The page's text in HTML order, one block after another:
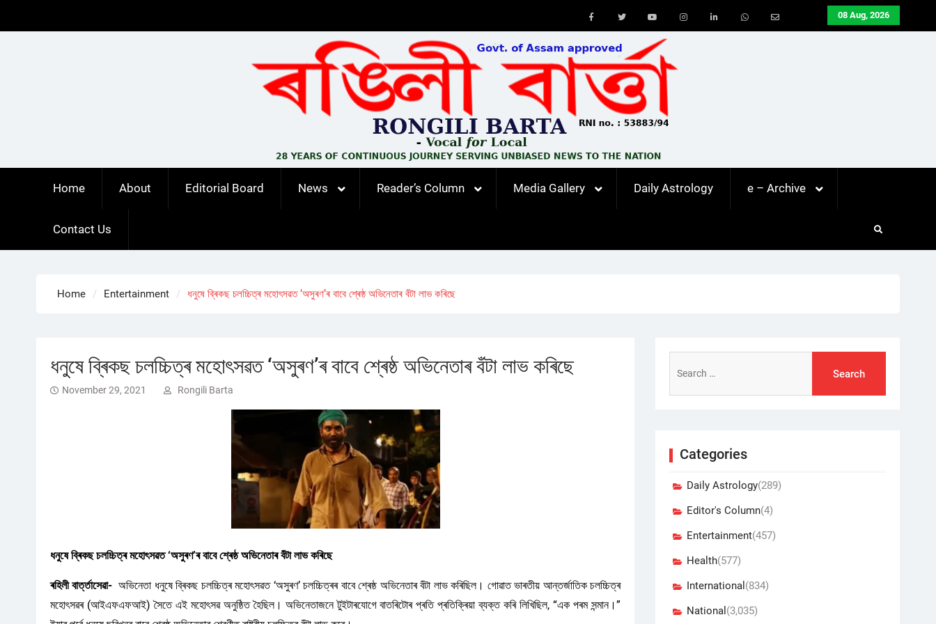
08 Aug, 2026
Youtube
Home About Editorial Board News Reader’s Column Media Gallery Daily Astrology e – Archive
Contact Us
Home Entertainment ধনুষে ব্ৰিকছ চলচ্চিত্ৰ মহোৎসৱত ‘অসুৰণ’ৰ বাবে শ্ৰেষ্ঠ অভিনেতাৰ বঁটা লাভ কৰিছে
ধনুষে ব্ৰিকছ চলচ্চিত্ৰ মহোৎসৱত ‘অসুৰণ’ৰ বাবে শ্ৰেষ্ঠ অভিনেতাৰ বঁটা লাভ কৰিছে
November 29, 2021 Rongili Barta
ধনুষে ব্ৰিকছ চলচ্চিত্ৰ মহোৎসৱত ‘অসুৰণ’ৰ বাবে শ্ৰেষ্ঠ অভিনেতাৰ বঁটা লাভ কৰিছে
ৰহিলী বাৰ্ত্তাসেৱা- অভিনেতা ধনুষে ব্ৰিকছ চলচ্চিত্ৰ মহোৎসৱত ‘অসুৰণ’ চলচ্চিত্ৰৰ বাবে শ্ৰেষ্ঠ অভিনেতাৰ বঁটা লাভ কৰিছিল। গোৱাত ভাৰতীয় আন্তৰ্জাতিক চলচ্চিত্ৰ
মহোৎসৱৰ (আইএফএফআই) সৈতে এই মহোৎসৱ অনুষ্ঠিত হৈছিল। অভিনেতাজনে টুইটাৰযোগে বাতৰিটোৰ প্ৰতি প্ৰতিক্ৰিয়া ব্যক্ত কৰি লিখিছিল, “এক পৰম সন্মান।”
for:
Categories
Daily Astrology(289)
Editor's Column(4)
Entertainment(457)
Health(577)
International (834)
National (3,035)